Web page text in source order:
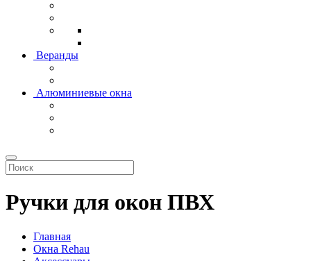
Веранды
Алюминиевые окна
Ручки для окон ПВХ
Главная
Окна Rehau